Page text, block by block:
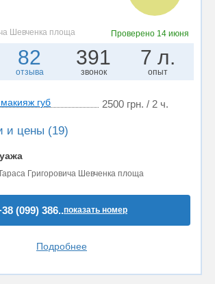
Шевченка площа Проверено 14 июня
82
отзыва
391
звонок
7 л.
опыт
губ 2500 грн. / 2 ч.
и цены (19)
Григоровича Шевченка площа
(099) 386..показать номер
Подробнее